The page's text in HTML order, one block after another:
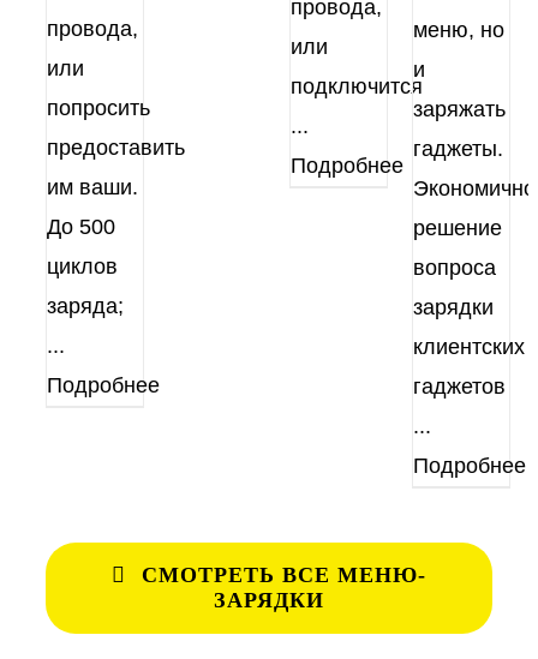
провода,
или
попросить
предоставить
им ваши.
До 500
циклов
заряда;
...
Подробнее
провода,
или
подключится
...
Подробнее
меню, но
и
заряжать
гаджеты.
решение
вопроса
зарядки
клиентских
гаджетов
...
Подробнее
СМОТРЕТЬ ВСЕ МЕНЮ-
ЗАРЯДКИ